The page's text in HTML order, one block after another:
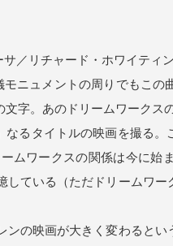
／リチャード・ホワイティ
ニュメントの周りでもこ
字。あのドリームワークス
なるタイトルの映画を撮る
ムワークスの関係は今に始
ている（ただドリームワ
の映画が大きく変わると